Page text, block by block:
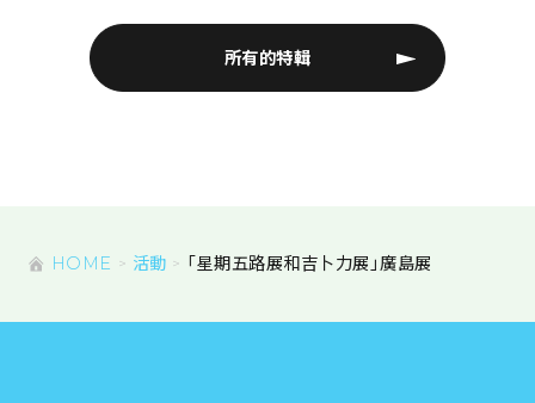
所有的特輯
HOME 活動 「星期五路展和吉卜力展」廣島展